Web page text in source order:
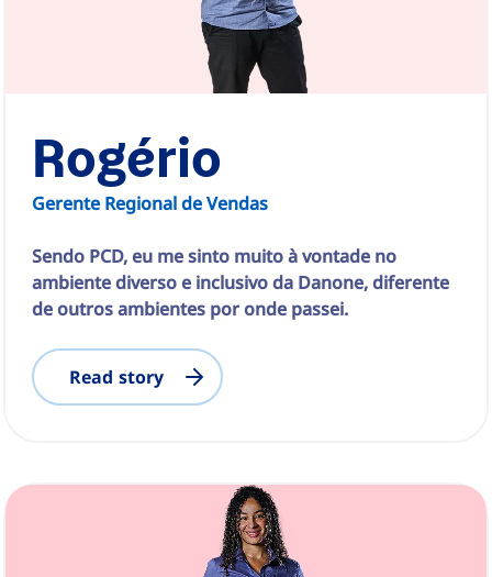
Rogério
Gerente Regional de Vendas
Sendo PCD, eu me sinto muito à vontade no
ambiente diverso e inclusivo da Danone, diferente
de outros ambientes por onde passei.
Read story